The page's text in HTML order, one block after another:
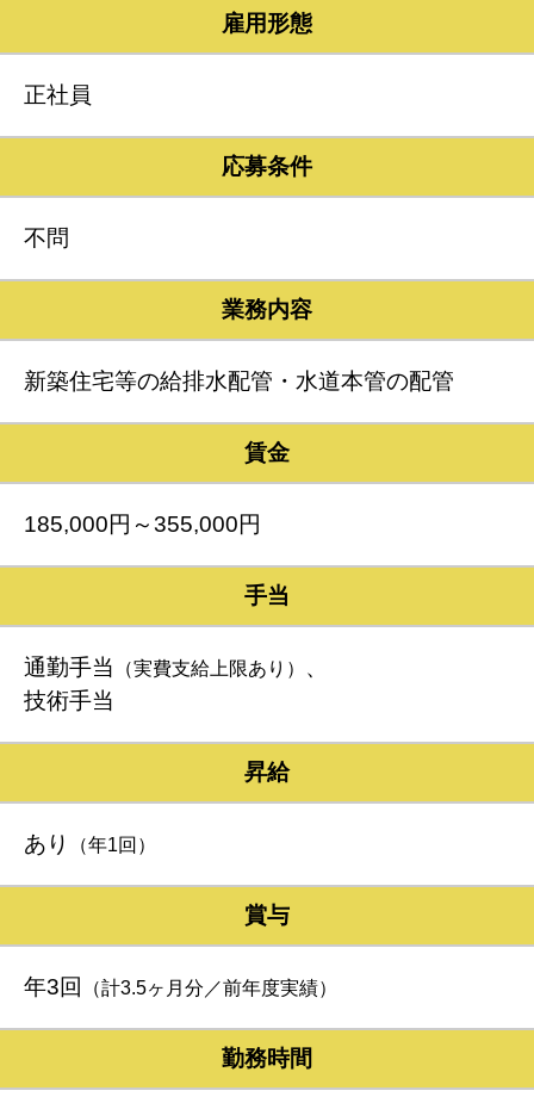
雇用形態
正社員
応募条件
不問
業務内容
新築住宅等の給排水配管・水道本管の配管
賃金
185,000円～355,000円
手当
通勤手当 （実費支給上限あり）
、
技術手当
昇給
あり （年1回）
賞与
年3回 （計3.5ヶ月分／前年度実績）
勤務時間